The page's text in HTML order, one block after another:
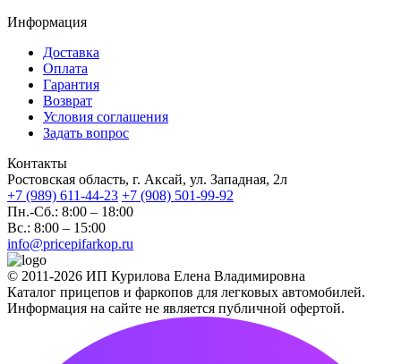
Информация
Доставка
Оплата
Гарантия
Возврат
Условия соглашения
Задать вопрос
Контакты
Ростовская область, г. Аксай, ул. Западная, 2л
+7 (989) 611-44-23 +7 (908) 501-99-92
Пн.-Сб.: 8:00 – 18:00
Вс.: 8:00 – 15:00
info@pricepifarkop.ru
© 2011-2026 ИП Курилова Елена Владимировна
Каталог прицепов и фаркопов для легковых автомобилей.
Информация на сайте не является публичной офертой.